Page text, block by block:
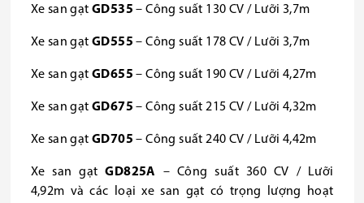
Xe san gạt GD535 – Công suất 130 CV / Lưỡi 3,7m
Xe san gạt GD555 – Công suất 178 CV / Lưỡi 3,7m
Xe san gạt GD655 – Công suất 190 CV / Lưỡi 4,27m
Xe san gạt GD675 – Công suất 215 CV / Lưỡi 4,32m
Xe san gạt GD705 – Công suất 240 CV / Lưỡi 4,42m
Xe san gạt GD825A
– Công suất 360 CV / Lưỡi
4,92m và các loại xe san gạt có trọng lượng hoạt